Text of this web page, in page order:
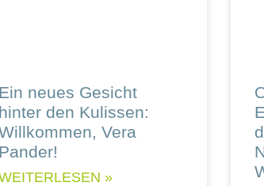
Ein neues Gesicht
hinter den Kulissen:
Vera
Pander!
»